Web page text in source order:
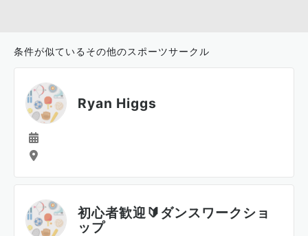
条件が似ているその他のスポーツサークル
Ryan Higgs
初心者歓迎🔰ダンスワークショ
ップ